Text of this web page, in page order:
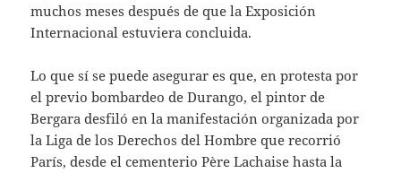
muchos meses después de que la Exposición
Internacional estuviera concluida.
Lo que sí se puede asegurar es que, en protesta por
el previo bombardeo de Durango, el pintor de
Bergara desfiló en la manifestación organizada por
la Liga de los Derechos del Hombre que recorrió
París, desde el cementerio Père Lachaise hasta la